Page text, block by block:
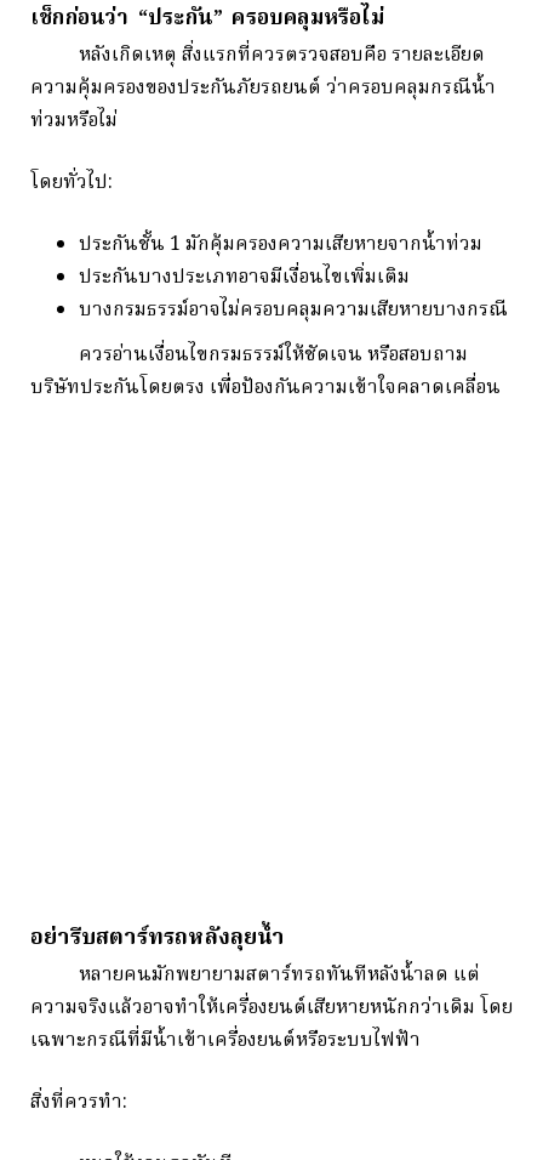
เช็กก่อนว่า “ประกัน” ครอบคลุมหรือไม่
หลังเกิดเหตุ สิ่งแรกที่ควรตรวจสอบคือ รายละเอียด
ความคุ้มครองของประกันภัยรถยนต์ ว่าครอบคลุมกรณีน้ำ
ท่วมหรือไม่
โดยทั่วไป:
ประกันชั้น 1 มักคุ้มครองความเสียหายจากน้ำท่วม
ประกันบางประเภทอาจมีเงื่อนไขเพิ่มเติม
บางกรมธรรม์อาจไม่ครอบคลุมความเสียหายบางกรณี
ควรอ่านเงื่อนไขกรมธรรม์ให้ชัดเจน หรือสอบถาม
บริษัทประกันโดยตรง เพื่อป้องกันความเข้าใจคลาดเคลื่อน
อย่ารีบสตาร์ทรถหลังลุยน้ำ
หลายคนมักพยายามสตาร์ทรถทันทีหลังน้ำลด แต่
ความจริงแล้วอาจทำให้เครื่องยนต์เสียหายหนักกว่าเดิม โดย
เฉพาะกรณีที่มีน้ำเข้าเครื่องยนต์หรือระบบไฟฟ้า
สิ่งที่ควรทำ: